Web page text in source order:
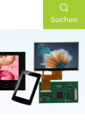
Suchen